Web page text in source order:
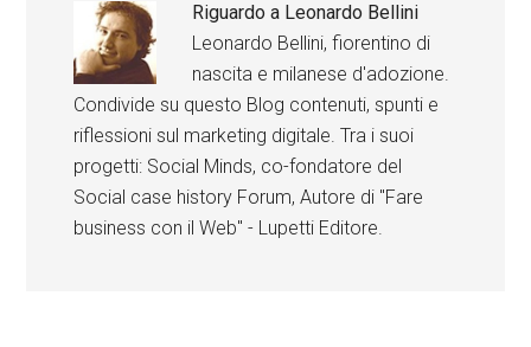
Riguardo a Leonardo Bellini
Leonardo Bellini, fiorentino di
nascita e milanese d'adozione.
Condivide su questo Blog contenuti, spunti e
riflessioni sul marketing digitale. Tra i suoi
progetti: Social Minds, co-fondatore del
Social case history Forum, Autore di "Fare
business con il Web" - Lupetti Editore.